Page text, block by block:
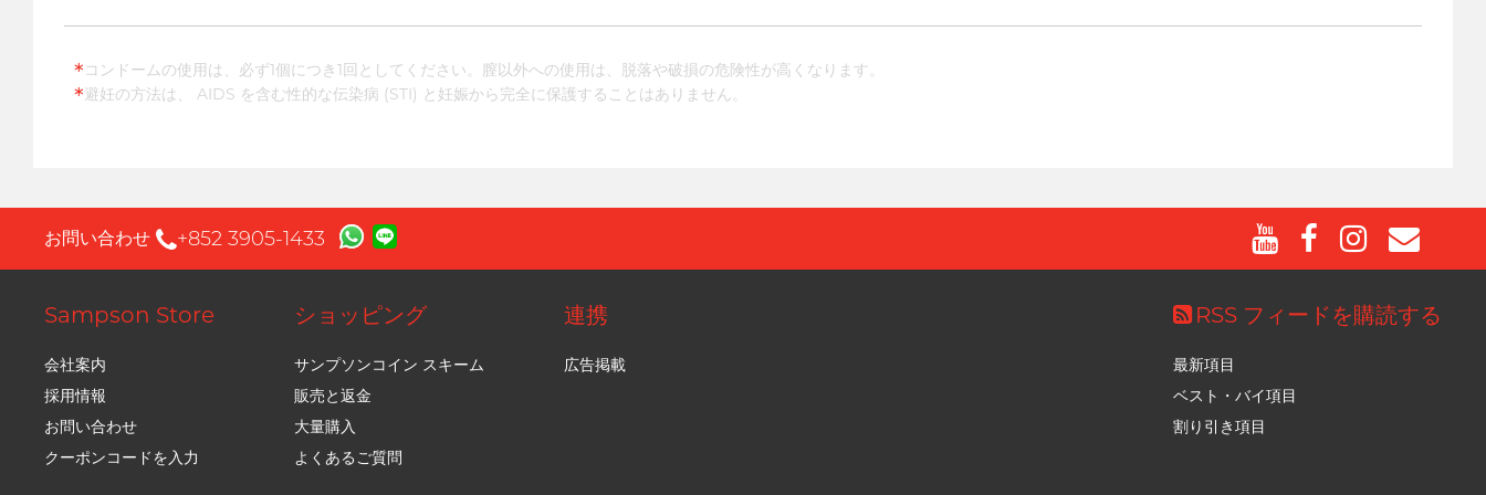
*コンドームの使用は、必ず1個につき1回としてください。膣以外への使用は、脱落や破損の危険性が高くなります。
*避妊の方法は、 AIDS を含む性的な伝染病 (STI) と妊娠から完全に保護することはありません。
お問い合わせ +852 3905-1433
Sampson Store
会社案内
採用情報
お問い合わせ
クーポンコードを入力
ショッピング
サンプソンコイン スキーム
販売と返金
大量購入
よくあるご質問
連携
広告掲載
RSS フィードを購読する
最新項目
ベスト・バイ項目
割り引き項目